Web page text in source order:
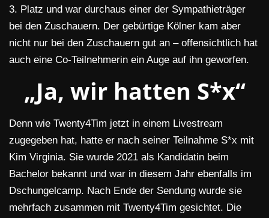
3. Platz und war durchaus einer der Sympathieträger
bei den Zuschauern. Der gebürtige Kölner kam aber
nicht nur bei den Zuschauern gut an – offensichtlich hat
auch eine Co-Teilnehmerin ein Auge auf ihn geworfen.
„Ja, wir hatten S*x“
Denn wie Twenty4Tim jetzt in einem Livestream
zugegeben hat, hatte er nach seiner Teilnahme S*x mit
Kim Virginia. Sie wurde 2021 als Kandidatin beim
Bachelor bekannt und war in diesem Jahr ebenfalls im
Dschungelcamp. Nach Ende der Sendung wurde sie
mehrfach zusammen mit Twenty4Tim gesichtet. Die